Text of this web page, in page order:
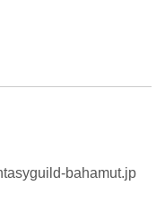
bahamut.jp